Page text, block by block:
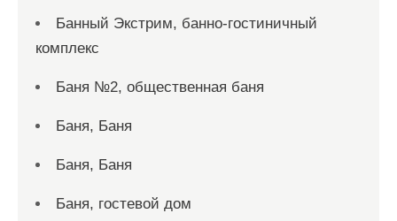
Банный Экстрим, банно-гостиничный
комплекс
Баня №2, общественная баня
Баня, Баня
Баня, Баня
Баня, гостевой дом